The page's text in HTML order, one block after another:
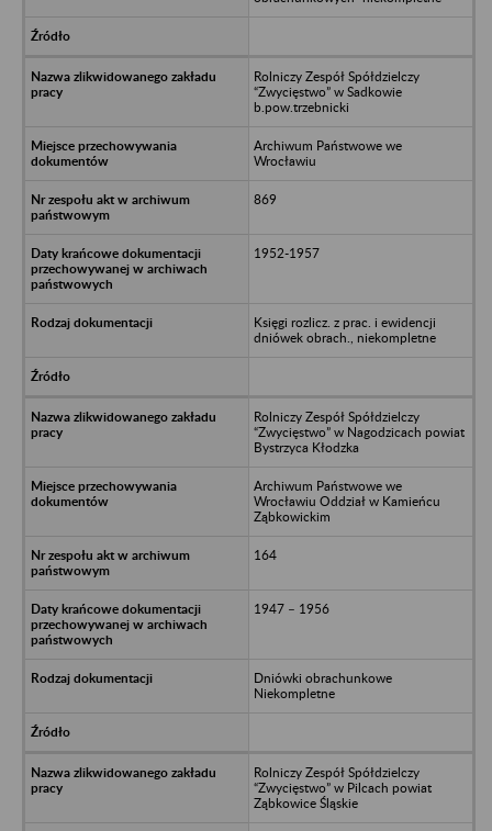
Rolniczy Zespół Spółdzielczy
“Zwycięstwo” w Sadkowie
b.pow.trzebnicki
Archiwum Państwowe we
Wrocławiu
869
1952-1957
Księgi rozlicz. z prac. i ewidencji
dniówek obrach., niekompletne
Rolniczy Zespół Spółdzielczy
“Zwycięstwo” w Nagodzicach powiat
Bystrzyca Kłodzka
Archiwum Państwowe we
Wrocławiu Oddział w Kamieńcu
Ząbkowickim
164
1947 – 1956
Dniówki obrachunkowe
Niekompletne
Rolniczy Zespół Spółdzielczy
“Zwycięstwo” w Pilcach powiat
Ząbkowice Śląskie